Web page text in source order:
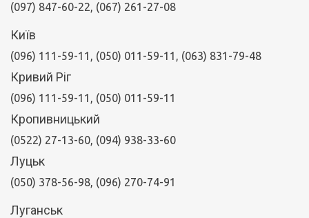
(097) 847-60-22, (067) 261-27-08
Київ
(096) 111-59-11, (050) 011-59-11, (063) 831-79-48
Кривий Ріг
(096) 111-59-11, (050) 011-59-11
Кропивницький
(0522) 27-13-60, (094) 938-33-60
Луцьк
(050) 378-56-98, (096) 270-74-91
Луганськ